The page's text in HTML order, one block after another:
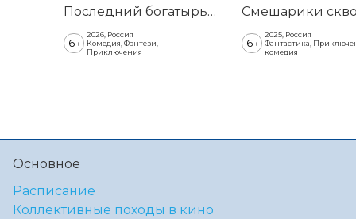
Последний богатырь. Колобок
6+
2026, Россия
Комедия, Фэнтези,
Приключения
6+
2025, Россия
Фантастика,
комедия
Основное
Расписание
Коллективные походы в кино